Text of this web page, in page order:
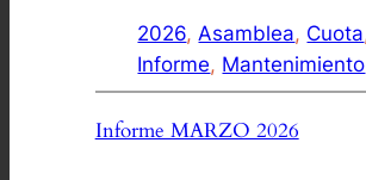
2026, Asamblea, Cuota
Informe, Mantenimiento
Informe MARZO 2026